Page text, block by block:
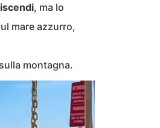
, ma lo
mare azzurro,
montagna.